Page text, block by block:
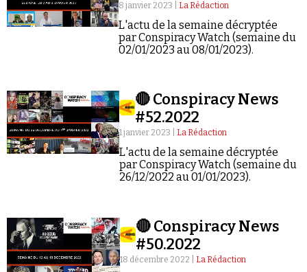
Se connecter
8 janvier 2023 | La Rédaction
L'actu de la semaine décryptée
par Conspiracy Watch (semaine du
02/01/2023 au 08/01/2023).
🔴 Conspiracy News
#52.2022
1 janvier 2023 | La Rédaction
L'actu de la semaine décryptée
par Conspiracy Watch (semaine du
26/12/2022 au 01/01/2023).
🔴 Conspiracy News
#50.2022
18 décembre 2022 | La Rédaction